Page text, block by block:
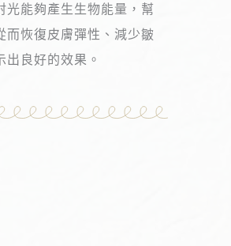
能夠產生生物能量，幫
而恢復皮膚彈性、減少皺
良好的效果。